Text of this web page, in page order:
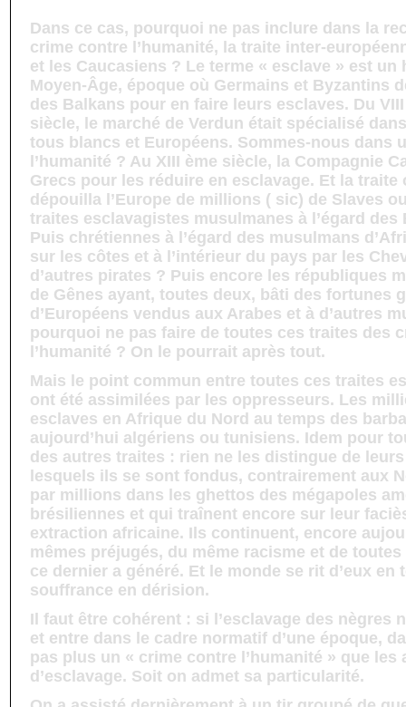
Dans ce cas, pourquoi ne pas inclure dans la
crime contre l’humanité, la traite inter-
et les Caucasiens ? Le terme « esclave » est un
Moyen-Âge, époque où Germains et Byzantins
des Balkans pour en faire leurs esclaves. Du
siècle, le marché de Verdun était spécialisé
tous blancs et Européens. Sommes-nous dans
l’humanité ? Au XIII ème siècle, la Compagnie
Grecs pour les réduire en esclavage. Et la traite
dépouilla l’Europe de millions ( sic) de Slaves
traites esclavagistes musulmanes à l’égard des
Puis chrétiennes à l’égard des musulmans
sur les côtes et à l’intérieur du pays par les
d’autres pirates ? Puis encore les républiques
de Gênes ayant, toutes deux, bâti des fortunes
d’Européens vendus aux Arabes et à d’autres
pourquoi ne pas faire de toutes ces traites des
l’humanité ? On le pourrait après tout.
Mais le point commun entre toutes ces traites
ont été assimilées par les oppresseurs. Les
esclaves en Afrique du Nord au temps des
aujourd’hui algériens ou tunisiens. Idem pour
des autres traites : rien ne les distingue de
lesquels ils se sont fondus, contrairement aux
par millions dans les ghettos des mégapoles
brésiliennes et qui traînent encore sur leur
extraction africaine. Ils continuent, encore
mêmes préjugés, du même racisme et de
ce dernier a généré. Et le monde se rit d’eux en
souffrance en dérision.
Il faut être cohérent : si l’esclavage des nègres
et entre dans le cadre normatif d’une époque,
pas plus un « crime contre l’humanité » que les
d’esclavage. Soit on admet sa particularité.